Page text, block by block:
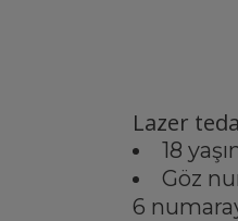
Lazer
18
Göz
6